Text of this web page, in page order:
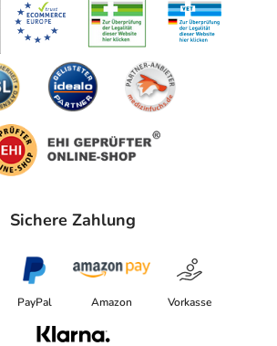
Sichere Zahlung
PayPal Amazon Vorkasse